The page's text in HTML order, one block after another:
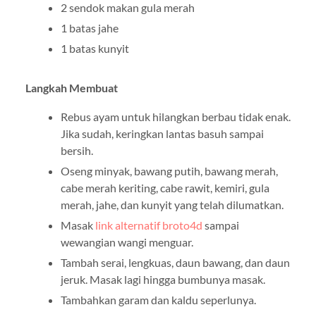
2 sendok makan gula merah
1 batas jahe
1 batas kunyit
Langkah Membuat
Rebus ayam untuk hilangkan berbau tidak enak.
Jika sudah, keringkan lantas basuh sampai
bersih.
Oseng minyak, bawang putih, bawang merah,
cabe merah keriting, cabe rawit, kemiri, gula
merah, jahe, dan kunyit yang telah dilumatkan.
Masak link alternatif broto4d sampai
wewangian wangi menguar.
Tambah serai, lengkuas, daun bawang, dan daun
jeruk. Masak lagi hingga bumbunya masak.
Tambahkan garam dan kaldu seperlunya.